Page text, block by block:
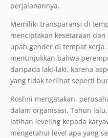
perjalanannya.
Memiliki transparansi di
menciptakan kesetaraan
upah gender di tempat
menunjukkan bahwa
daripada laki-laki, karena
yang tidak terlihat seperti
Roshni mengatakan,
dalam organisasi. Tahun
latihan leveling kepada
mengetahui level apa yang